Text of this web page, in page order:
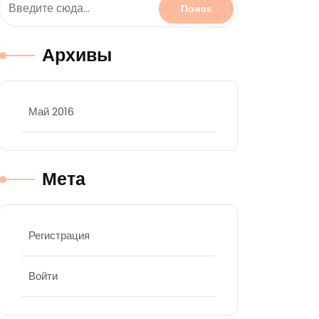
Архивы
Май 2016
Мета
Регистрация
Войти